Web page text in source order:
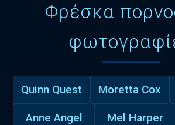
Φρέσκα
Quinn Quest Moretta Cox
Anne Angel Mel Harper